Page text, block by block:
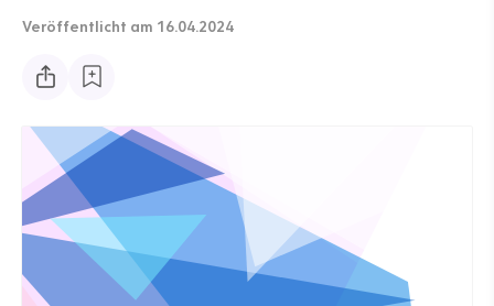
Veröffentlicht am 16.04.2024